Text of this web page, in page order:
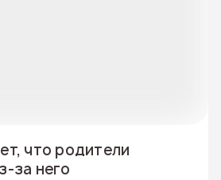
что родители
за него